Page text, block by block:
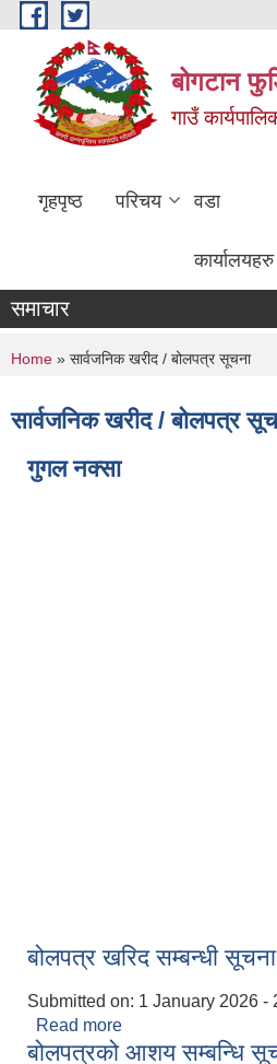
Skip to main content
बोगटान
गाउँ
गृहपृष्ठ परिचय वडा
कार्यालयहरु
समाचार
You are here
Home » सार्वजनिक खरीद / बोलपत्र सूचना
सार्वजनिक खरीद / बोलपत्र
गुगल नक्सा
बोलपत्र खरिद सम्बन्धी
Submitted on: 1 January 2026 -
Read more
बोलपत्रको आशय सम्बन्धि